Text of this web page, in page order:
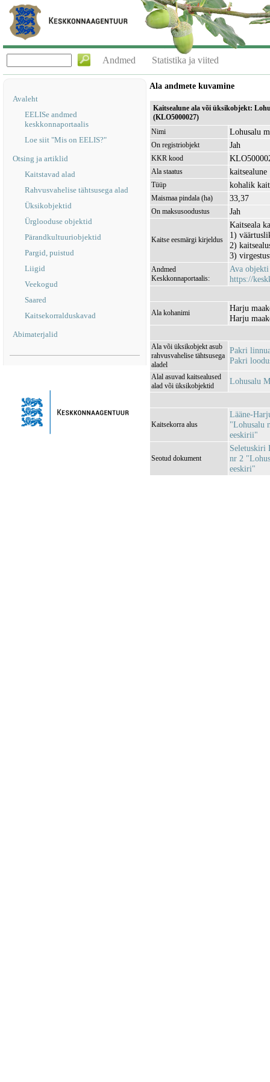
Andmed Statistika ja viited
Avaleht
EELISe andmed
keskkonnaportaalis
Loe siit "Mis on EELIS?"
Otsing ja artiklid
Kaitstavad alad
Rahvusvahelise tähtsusega alad
Üksikobjektid
Ürglooduse objektid
Pärandkultuuriobjektid
Pargid, puistud
Liigid
Veekogud
Saared
Kaitsekorralduskavad
Abimaterjalid
Ala andmete kuvamine
Kaitsealune ala või üksikobjekt:
(KLO5000027)
Nimi
Lohusalu
On registriobjekt Jah
KKR kood
Ala staatus kaitsealune
Tüüp kohalik
Maismaa pindala (ha) 33,37
On maksusoodustus Jah
Kaitse eesmärgi kirjeldus
Kaitseala
1)
2)
3)
Andmed
Keskkonnaportaalis:
Ava objekti
https://
Ala kohanimi
Harju
Harju
Ala või üksikobjekt asub
rahvusvahelise tähtsusega
aladel
Pakri
Pakri
Alal asuvad kaitsealused
alad või üksikobjektid
Lohusalu
Kaitsekorra alus
Lääne-
"Lohusalu
eeskirii"
Seotud dokument
Seletuskiri
nr 2
eeskiri"